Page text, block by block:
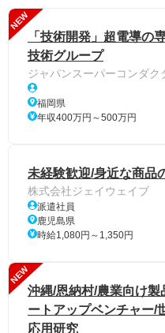
NEW
「技術開発」超電導の
技術グループ
ジャパンスーパーコンダ
福岡県
年収400万円～500万円
未経験歓迎/身近な商品
株式会社ジェイウェイブ
派遣社員
鹿児島県
時給1,080円～1,350円
NEW
沖縄/恩納村/農業向け製
ートアップベンチャー/
応用研究